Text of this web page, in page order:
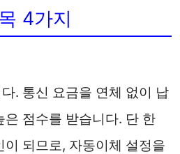
4가지
. 통신 요금을 연체 없이 납
점수를 받습니다. 단 한
이 되므로, 자동이체 설정을